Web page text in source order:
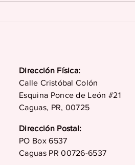
Dirección Física:
Calle Cristóbal Colón
Esquina Ponce de León #21
Caguas, PR, 00725
Dirección Postal:
PO Box 6537
Caguas PR 00726-6537